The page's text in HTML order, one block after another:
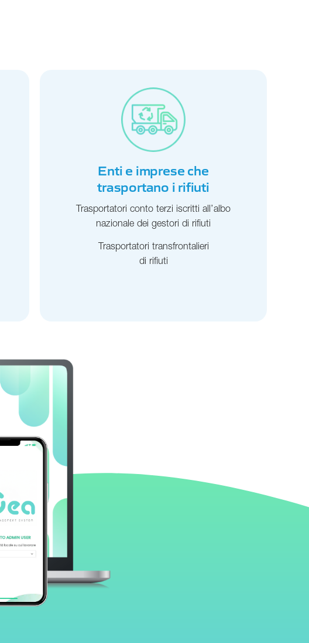
Enti e imprese che
trasportano i rifiuti
Trasportatori conto terzi iscritti all’albo
nazionale dei gestori di rifiuti
Trasportatori transfrontalieri
di rifiuti